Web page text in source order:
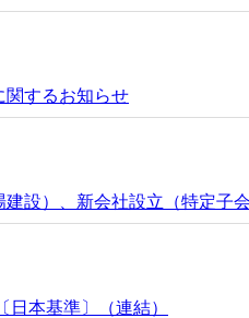
関するお知らせ
設）、新会社設立（特定子
日本基準〕（連結）